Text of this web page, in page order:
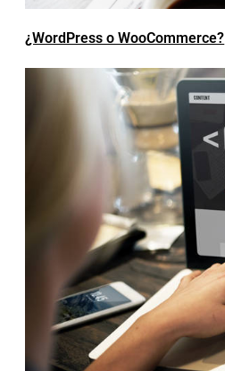
¿WordPress o WooCommerce?